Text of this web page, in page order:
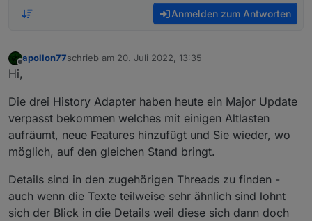
Anmelden zum Antworten
apollon77schrieb am 20. Juli 2022, 13:35
zuletzt editiert von
Hi,
Die drei History Adapter haben heute ein Major Update
verpasst bekommen welches mit einigen Altlasten
aufräumt, neue Features hinzufügt und Sie wieder, wo
möglich, auf den gleichen Stand bringt.
Details sind in den zugehörigen Threads zu finden -
auch wenn die Texte teilweise sehr ähnlich sind lohnt
sich der Blick in die Details weil diese sich dann doch